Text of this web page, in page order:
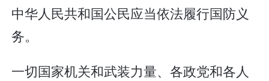
中华人民共和国公民应当依法履行国防义
务。
一切国家机关和武装力量、各政党和各人